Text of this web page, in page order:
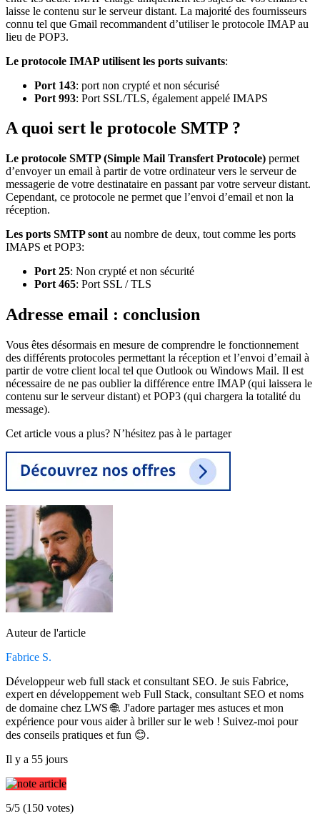
laisse le contenu sur le serveur distant. La majorité des fournisseurs
connu tel que Gmail recommandent d’utiliser le protocole IMAP au
lieu de POP3.
Le protocole IMAP utilisent les ports suivants:
Port 143: port non crypté et non sécurisé
Port 993: Port SSL/TLS, également appelé IMAPS
A quoi sert le protocole SMTP ?
Le protocole SMTP (Simple Mail Transfert Protocole) permet
d’envoyer un email à partir de votre ordinateur vers le serveur de
messagerie de votre destinataire en passant par votre serveur distant.
Cependant, ce protocole ne permet que l’envoi d’email et non la
réception.
Les ports SMTP sont au nombre de deux, tout comme les ports
IMAPS et POP3:
Port 25: Non crypté et non sécurité
Port 465: Port SSL / TLS
Adresse email : conclusion
Vous êtes désormais en mesure de comprendre le fonctionnement
des différents protocoles permettant la réception et l’envoi d’email à
partir de votre client local tel que Outlook ou Windows Mail. Il est
nécessaire de ne pas oublier la différence entre IMAP (qui laissera le
contenu sur le serveur distant) et POP3 (qui chargera la totalité du
message).
Cet article vous a plus? N’hésitez pas à le partager
Auteur de l'article
Fabrice S.
Développeur web full stack et consultant SEO. Je suis Fabrice,
expert en développement web Full Stack, consultant SEO et noms
de domaine chez LWS 🌐. J'adore partager mes astuces et mon
expérience pour vous aider à briller sur le web ! Suivez-moi pour
des conseils pratiques et fun 😊.
Il y a 55 jours
5/5 (150 votes)